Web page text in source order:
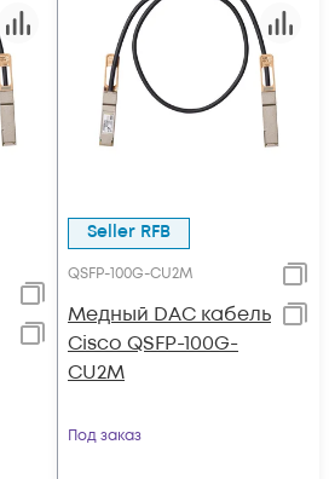
Seller RFB
QSFP-100G-CU2M
Медный DAC кабель
Cisco QSFP-100G-
CU2M
Под заказ